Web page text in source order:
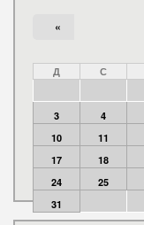
«
Д С
3
4
10
11
17
18
24
25
31